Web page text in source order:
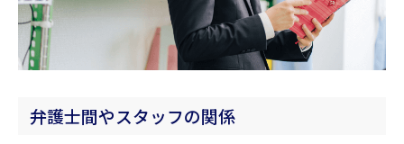
弁護士間やスタッフの関係